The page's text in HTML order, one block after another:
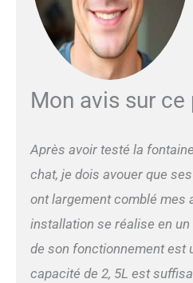
pile
à
m/
Mon avis sur ce
Après avoir testé la
chat, je dois avouer que
ont largement comblé mes
installation se réalise en
de son fonctionnement est
capacité de 2, 5L est